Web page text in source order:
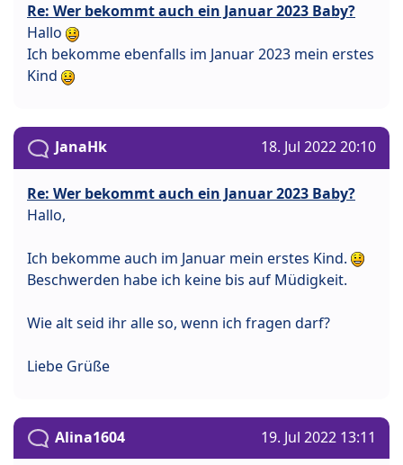
Re: Wer bekommt auch ein Januar 2023 Baby?
Hallo
Ich bekomme ebenfalls im Januar 2023 mein erstes
Kind
JanaHk 18. Jul 2022 20:10
Re: Wer bekommt auch ein Januar 2023 Baby?
Hallo,
Ich bekomme auch im Januar mein erstes Kind.
Beschwerden habe ich keine bis auf Müdigkeit.
Wie alt seid ihr alle so, wenn ich fragen darf?
Liebe Grüße
Alina1604 19. Jul 2022 13:11